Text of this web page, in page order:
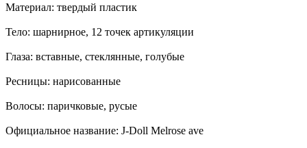
Материал: твердый пластик
Тело: шарнирное, 12 точек артикуляции
Глаза: вставные, стеклянные, голубые
Ресницы: нарисованные
Волосы: паричковые, русые
Официальное название: J-Doll Melrose ave